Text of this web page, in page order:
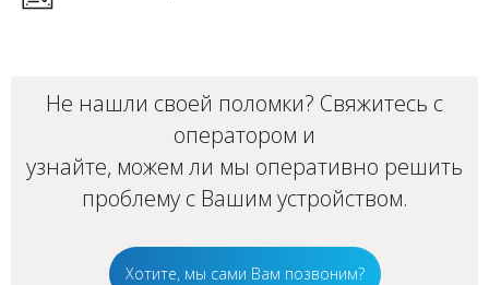
Не нашли своей поломки? Свяжитесь с
оператором и
узнайте, можем ли мы оперативно решить
проблему с Вашим устройством.
Хотите, мы сами Вам позвоним?